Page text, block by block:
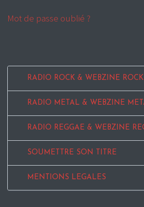
Mot de passe oublié ?
RADIO ROCK & WEBZINE ROCK
RADIO METAL & WEBZINE
RADIO REGGAE & WEBZINE
SOUMETTRE SON TITRE
MENTIONS LEGALES